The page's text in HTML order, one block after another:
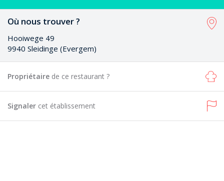
Où nous trouver ?
Hooiwege 49
9940 Sleidinge (Evergem)
Propriétaire de ce restaurant ?
Signaler cet établissement